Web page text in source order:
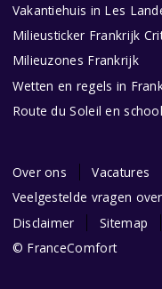
Vakantiehuis in Les
Milieusticker Frankrijk
Milieuzones Frankrijk
Wetten en regels in
Route du Soleil en
Over ons Vacatures
Veelgestelde vragen
Disclaimer
Sitemap
© FranceComfort